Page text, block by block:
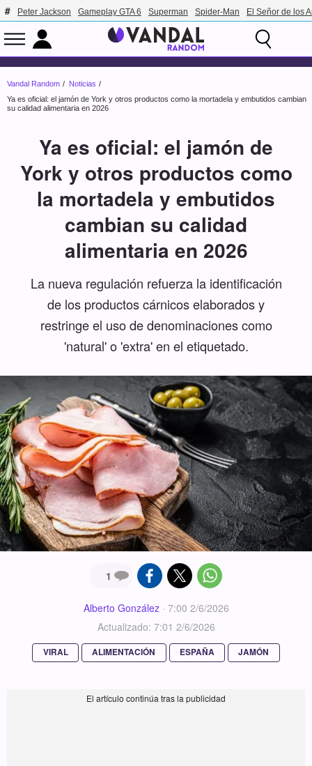
Peter Jackson Gameplay GTA 6 Superman Spider-Man El Señor de los
Vandal Random
Noticias
Ya es oficial: el jamón de York y otros productos como la mortadela y embutidos cambian
su calidad alimentaria en 2026
Ya es oficial: el jamón de
York y otros productos como
la mortadela y embutidos
cambian su calidad
alimentaria en 2026
La nueva regulación refuerza la identificación
de los productos cárnicos elaborados y
restringe el uso de denominaciones como
'natural' o 'extra' en el etiquetado.
1
Alberto González· 7:00 2/6/2026
Actualizado: 7:01 2/6/2026
VIRAL ALIMENTACIÓN ESPAÑA JAMÓN